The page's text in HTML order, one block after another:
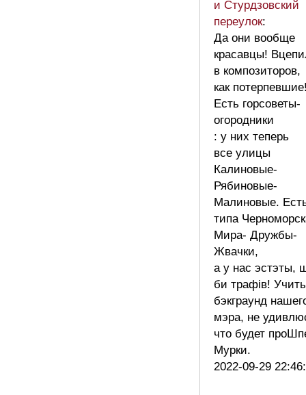
и Стурдзовский
переулок:
Да они вообще
красавцы!
в композиторов,
как
Есть горсоветы-
огородники
: у них теперь
все улицы
Калиновые-
Рябиновые-
Малиновые.
типа
Мира- Дружбы-
Жвачки,
а у нас эстэты,
би трафів!
бэкграунд
мэра, не
что будет
Мурки.
2022-09-29